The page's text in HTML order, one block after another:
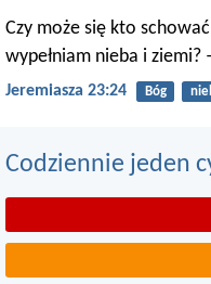
Czy może się kto
wypełniam nieba i ziemi?
Jeremiasza 23:24 Bóg
Codziennie jeden